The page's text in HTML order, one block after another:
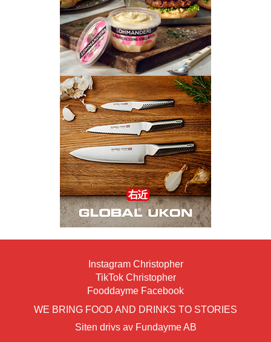
Instagram Christopher
TikTok Christopher
Fooddayme Facebook
WE BRING FOOD AND DRINKS TO STORIES
Siten drivs av Fundayme AB